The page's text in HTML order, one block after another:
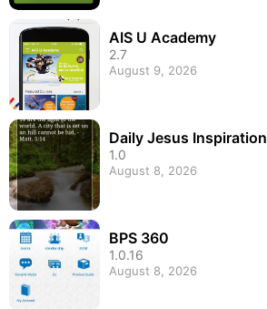
AIS U Academy
2.7
August 9, 2026
Daily Jesus Inspiration
1.0
August 8, 2026
BPS 360
1.0.16
August 8, 2026